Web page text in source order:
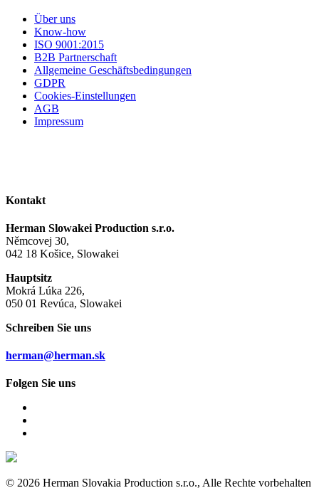
Über uns
Know-how
ISO 9001:2015
B2B Partnerschaft
Allgemeine Geschäftsbedingungen
GDPR
Cookies-Einstellungen
AGB
Impressum
Kontakt
Herman Slowakei Production s.r.o.
Němcovej 30,
042 18 Košice, Slowakei
Hauptsitz
Mokrá Lúka 226,
050 01 Revúca, Slowakei
Schreiben Sie uns
herman@herman.sk
Folgen Sie uns
© 2026 Herman Slovakia Production s.r.o., Alle Rechte vorbehalten